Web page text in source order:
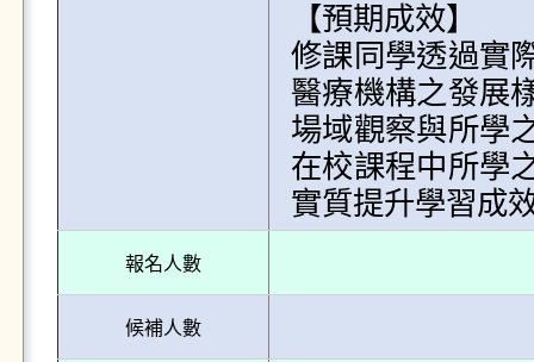
【預期成效】
修課同學透過實
醫療機構之發展
場域觀察與所學
在校課程中所學
實質提升學習成
報名人數
候補人數